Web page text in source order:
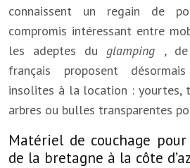
connaissent un regain de
compromis intéressant entre
les adeptes du glamping , de
français proposent
insolites à la location : yourtes,
arbres ou bulles transparentes
Matériel de couchage
de la bretagne à la côte